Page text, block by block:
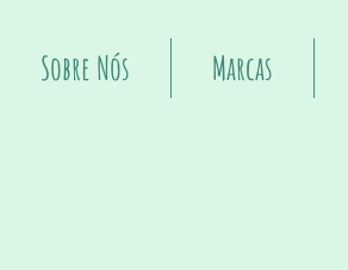
Sobre Nós Marcas